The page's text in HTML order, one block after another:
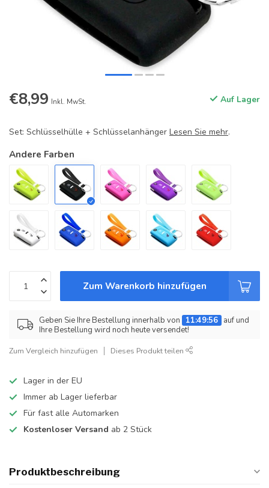
€8,99 Inkl. MwSt. Auf Lager
Set: Schlüsselhülle + Schlüsselanhänger Lesen Sie mehr.
Andere Farben
Zum Warenkorb hinzufügen
Geben Sie Ihre Bestellung innerhalb von 11:49:56 auf und
Ihre Bestellung wird noch heute versendet!
Zum Vergleich hinzufügen Dieses Produkt teilen
Lager in der EU
Immer ab Lager lieferbar
Für fast alle Automarken
Kostenloser Versand ab 2 Stück
Produktbeschreibung